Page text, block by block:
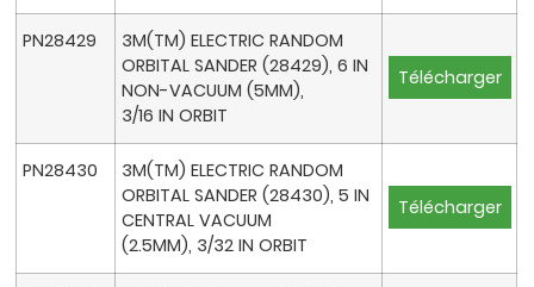
PN28429
3M(TM) ELECTRIC RANDOM
ORBITAL SANDER (28429), 6 IN
NON-VACUUM (5MM),
3/16 IN ORBIT
Télécharger
PN28430
3M(TM) ELECTRIC RANDOM
ORBITAL SANDER (28430), 5 IN
CENTRAL VACUUM
(2.5MM), 3/32 IN ORBIT
Télécharger